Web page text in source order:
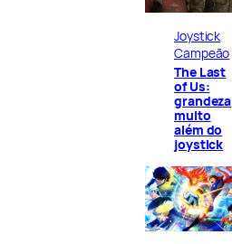
Joystick
Campeão
The Last
of Us:
grandeza
muito
além do
joystick